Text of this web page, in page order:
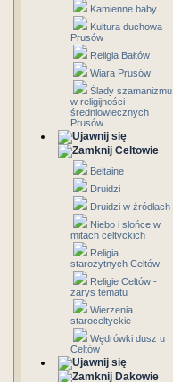
Kamienne baby
Kultura duchowa
Prusów
Religia Bałtów
Wiara Prusów
Ślady szamanizmu
w religijności
średniowiecznych
Prusów
Celtowie
Beltaine
Druidzi
Druidzi w źródłach
Niebo i słońce w
mitach celtyckich
Religia
starożytnych Celtów
Religie Celtów -
zarys tematu
Wierzenia
staroceltyckie
Wędrówki dusz u
Celtów
Dakowie